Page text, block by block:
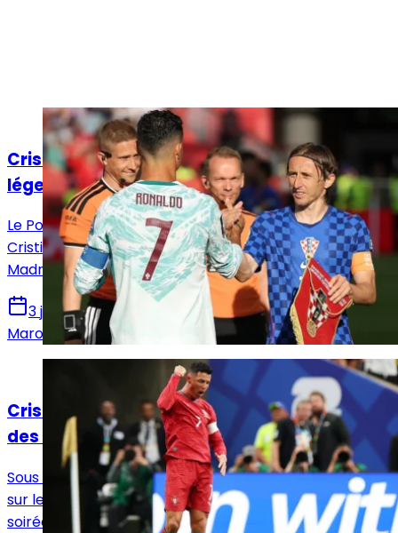
Actualités
Cristiano – Modrić : le dernier duel des
légendes du Real Madrid
Le Portugal‑Croatie a offert le dernier duel entre
Cristiano Ronaldo et Modrić, deux géants du Real
Madrid. Plongez dans ce face‑à‑face chargé d’histoire.
3 juillet 2026
Marouene Ghariani
Cristiano et Modrić continuent de battre
des records
Sous le feu des critiques, Cristiano Ronaldo a répondu
sur le terrain. De son côté, Luka Modrić a vécu une
soirée historique avec la Croatie. Grand récit.